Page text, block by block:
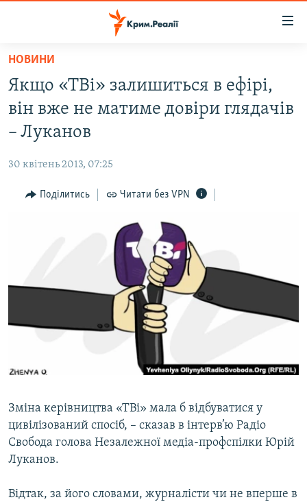
Перейти
основного
матеріалу
Перейти
основної
Перейти
ВОДА.КРИМ
ВІДЕО ТА ФОТО
БЛОГИ
ПОГЛЯД
ДЕПОРТАЦІЯ
ВІДЕОУРОКИ «ELIFBE»
УКРАЇНСЬКА ПРОБЛЕМА КРИМУ
ЯК ОБІЙТИ БЛОКУВАННЯ
Русский
Усі сайти RFE/RL
НОВИНИ
Якщо «ТВі» залишиться в ефірі,
він вже не матиме довіри глядачів
– Луканов
30 квітень 2013, 07:25
Поділитись Читати без VPN
Зміна керівництва «ТВі» мала б відбуватися у
цивілізований спосіб, – сказав в інтерв’ю Радіо
Свобода голова Незалежної медіа-профспілки Юрій
Луканов.
Відтак, за його словами, журналісти чи не вперше в